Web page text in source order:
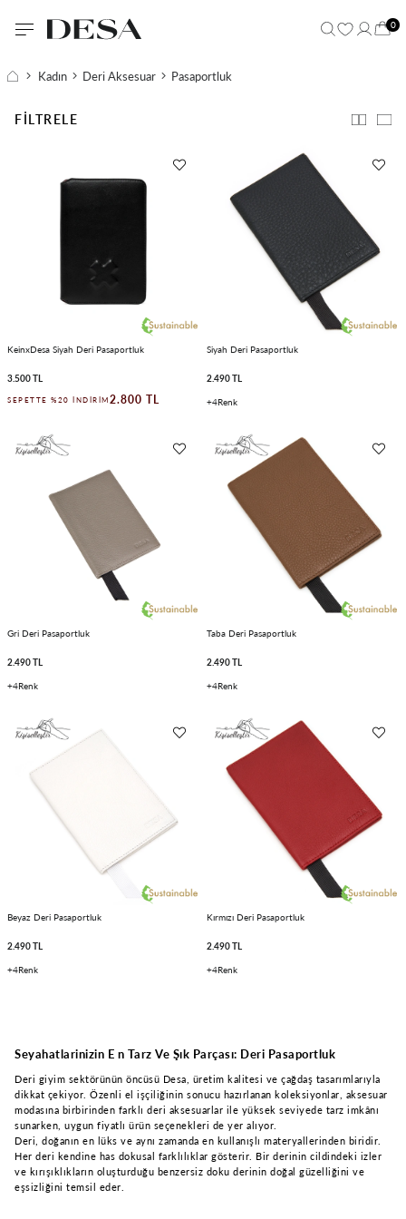
0
Kadın Deri Aksesuar Pasaportluk
FILTRELE
KeinxDesa Siyah Deri Pasaportluk
3.500 TL
SEPETTE %20 İNDIRIM 2.800 TL
Siyah Deri Pasaportluk
2.490 TL
4
Gri Deri Pasaportluk
2.490 TL
4
Taba Deri Pasaportluk
2.490 TL
4
Beyaz Deri Pasaportluk
2.490 TL
4
Kırmızı Deri Pasaportluk
2.490 TL
4
Seyahatlarinizin E n Tarz Ve Şık Parçası: Deri Pasaportluk
Deri giyim sektörünün öncüsü Desa, üretim kalitesi ve çağdaş tasarımlarıyla
dikkat çekiyor. Özenli el işçiliğinin sonucu hazırlanan koleksiyonlar, aksesuar
modasına birbirinden farklı deri aksesuarlar ile yüksek seviyede tarz imkânı
sunarken, uygun fiyatlı ürün seçenekleri de yer alıyor.
Deri, doğanın en lüks ve aynı zamanda en kullanışlı materyallerinden biridir.
Her deri kendine has dokusal farklılıklar gösterir. Bir derinin cildindeki izler
ve kırışıklıkların oluşturduğu benzersiz doku derinin doğal güzelliğini ve
eşsizliğini temsil eder.